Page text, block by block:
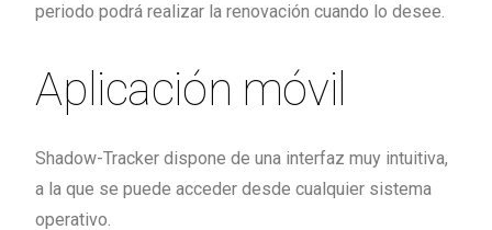
periodo podrá realizar la renovación cuando lo desee.
Aplicación móvil
Shadow-Tracker dispone de una interfaz muy intuitiva,
a la que se puede acceder desde cualquier sistema
operativo.